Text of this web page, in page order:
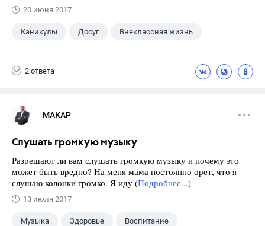
20 июня 2017
Каникулы Досуг Внеклассная жизнь
2 ответа
МАКАР
Слушать громкую музыку
Разрешают ли вам слушать громкую музыку и почему это
может быть вредно? На меня мама постоянно орет, что я
слушаю колонки громко. Я иду (Подробнее...)
13 июля 2017
Музыка Здоровье Воспитание